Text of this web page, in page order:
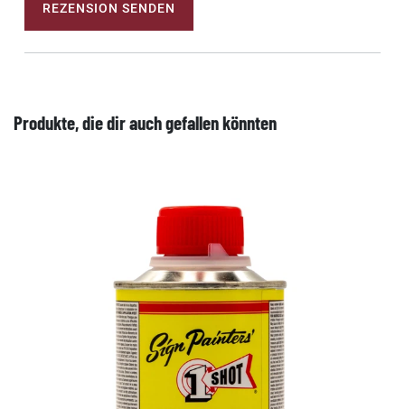
REZENSION SENDEN
Produkte, die dir auch gefallen könnten